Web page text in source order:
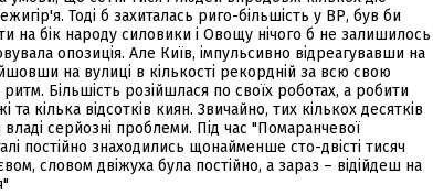
Тоді б захиталась риго-більшість у ВР, був би
на бік народу силовики і Овощу нічого б не залишилось
опозиція. Але Київ, імпульсивно відреагувавши на
на вулиці в кількості рекордній за всю свою
Більшість розійшлася по своїх роботах, а робити
кілька відсотків киян. Звичайно, тих кількох десятків
серйозні проблеми. Під час "Помаранчевої
постійно знаходились щонайменше сто-двісті тисяч
словом двіжуха була постійно, а зараз – відійдеш на